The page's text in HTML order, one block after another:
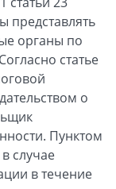
представлять
органы по
статье
о
Пунктом
случае
в течение